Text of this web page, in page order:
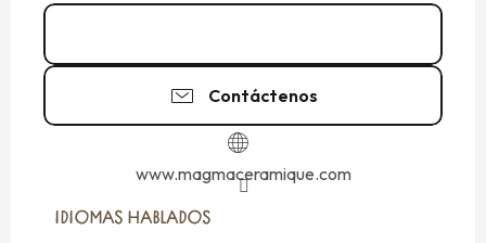
Contáctenos
www.magmaceramique.com
IDIOMAS HABLADOS
IDIOMAS HABLADOS